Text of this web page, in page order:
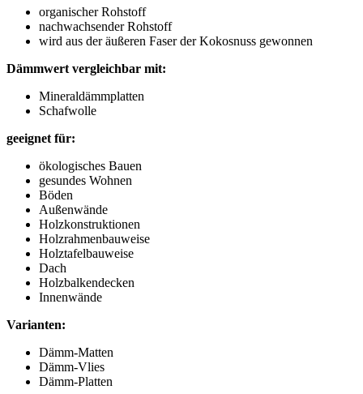
organischer Rohstoff
nachwachsender Rohstoff
wird aus der äußeren Faser der Kokosnuss gewonnen
Dämmwert vergleichbar mit:
Mineraldämmplatten
Schafwolle
geeignet für:
ökologisches Bauen
gesundes Wohnen
Böden
Außenwände
Holzkonstruktionen
Holzrahmenbauweise
Holztafelbauweise
Dach
Holzbalkendecken
Innenwände
Varianten:
Dämm-Matten
Dämm-Vlies
Dämm-Platten